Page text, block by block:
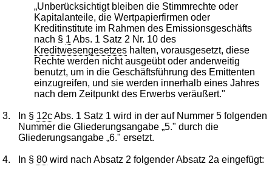
„Unberücksichtigt bleiben die Stimmrechte oder
Kapitalanteile, die Wertpapierfirmen oder
Kreditinstitute im Rahmen des Emissionsgeschäfts
nach § 1 Abs. 1 Satz 2 Nr. 10 des
Kreditwesengesetzeshalten, vorausgesetzt, diese
Rechte werden nicht ausgeübt oder anderweitig
benutzt, um in die Geschäftsführung des Emittenten
einzugreifen, und sie werden innerhalb eines Jahres
nach dem Zeitpunkt des Erwerbs veräußert."
3. In § 12cAbs. 1 Satz 1 wird in der auf Nummer 5 folgenden
Nummer die Gliederungsangabe „5." durch die
Gliederungsangabe „6." ersetzt.
4. In §80 wird nach Absatz 2 folgender Absatz 2a eingefügt: